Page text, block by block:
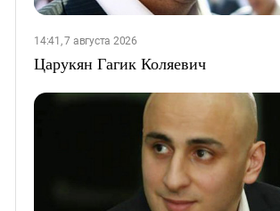
14:41, 7 августа 2026
Царукян Гагик Коляевич